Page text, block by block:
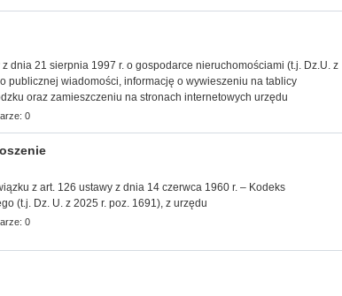
dnia 21 sierpnia 1997 r. o gospodarce nieruchomościami (t.j. Dz.U. z
publicznej wiadomości, informację o wywieszeniu na tablicy
oraz zamieszczeniu na stronach internetowych urzędu
0
z art. 126 ustawy z dnia 14 czerwca 1960 r. – Kodeks
(t.j. Dz. U. z 2025 r. poz. 1691), z urzędu
0